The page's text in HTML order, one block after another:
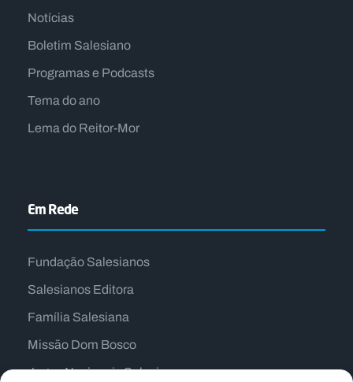
Notícias
Boletim Salesiano
Programas e Podcasts
Tema do ano
Lema do Reitor-Mor
Em Rede
Fundação Salesianos
Salesianos Editora
Família Salesiana
Missão Dom Bosco
Jogos Nacionais Salesianos